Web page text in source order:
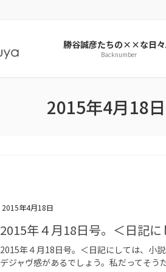
勝谷誠彦たちの××な日々
Backnumber
2015年4月18日
2015年4月18日
2015年４月18日号。＜日記に
2015年４月18日号。＜日記にしては、
デジャヴ感があるでしょう。私だってそ